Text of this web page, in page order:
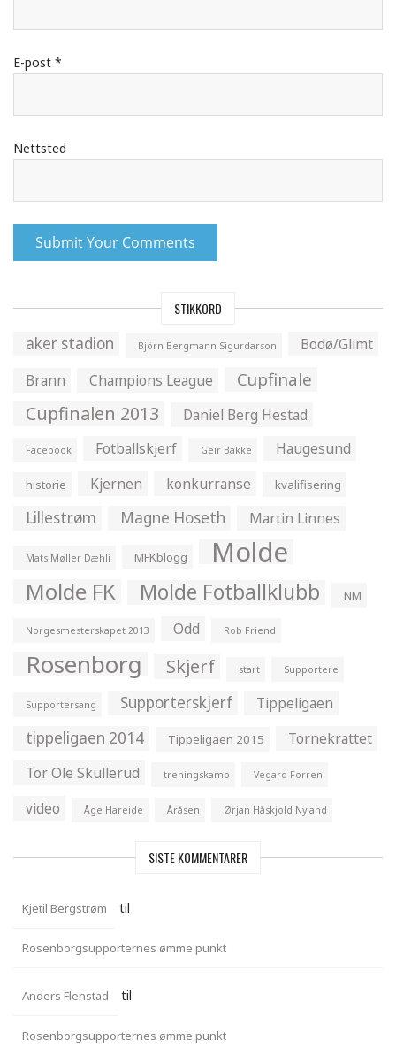
E-post *
Nettsted
STIKKORD
aker stadion Björn Bergmann Sigurdarson
Bodø/Glimt
Brann
Champions League Cupfinale
Cupfinalen 2013 Daniel Berg Hestad
Facebook Fotballskjerf Geir Bakke Haugesund
historie Kjernen konkurranse kvalifisering
Lillestrøm Magne Hoseth Martin Linnes
Mats Møller Dæhli MFKblogg Molde
Molde FK Molde Fotballklubb NM
Norgesmesterskapet 2013 Odd Rob Friend
Rosenborg Skjerf start Supportere
Supportersang Supporterskjerf Tippeligaen
tippeligaen 2014 Tippeligaen 2015
Tornekrattet
Tor Ole Skullerud
treningskamp Vegard Forren
video Åge Hareide Åråsen Ørjan Håskjold Nyland
SISTE KOMMENTARER
Kjetil Bergstrøm til
Rosenborgsupporternes ømme punkt
Anders Flenstad til
Rosenborgsupporternes ømme punkt